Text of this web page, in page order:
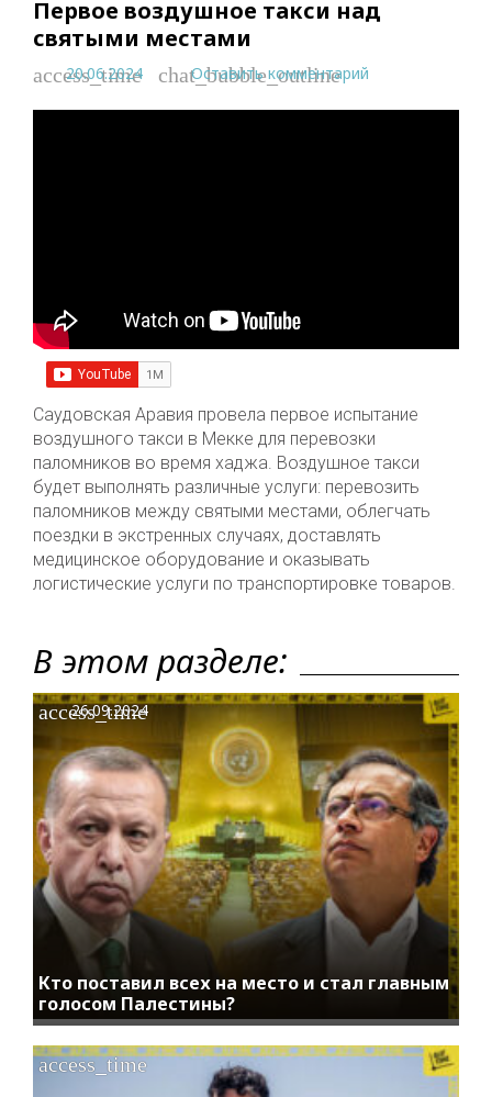
Первое воздушное такси над
святыми местами
access_time
20.06.2024 chat_bubble_outline
Оставить комментарий
Саудовская Аравия провела первое испытание
воздушного такси в Мекке для перевозки
паломников во время хаджа. Воздушное такси
будет выполнять различные услуги: перевозить
паломников между святыми местами, облегчать
поездки в экстренных случаях, доставлять
медицинское оборудование и оказывать
логистические услуги по транспортировке товаров.
В этом разделе:
Кто поставил всех на место и стал главным
голосом Палестины?
access_time
26.09.2024
access_time